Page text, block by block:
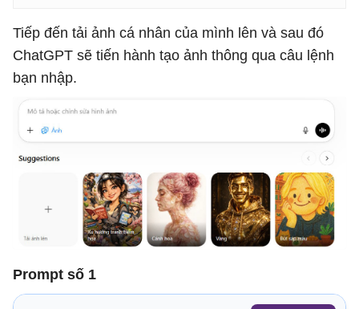
Tiếp đến tải ảnh cá nhân của mình lên và sau đó
ChatGPT sẽ tiến hành tạo ảnh thông qua câu lệnh
bạn nhập.
Prompt số 1